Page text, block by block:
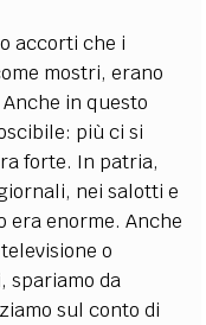
accorti che i
mostri, erano
in questo
più ci si
forte. In patria,
nei salotti e
era enorme. Anche
o
spariamo da
sul conto di